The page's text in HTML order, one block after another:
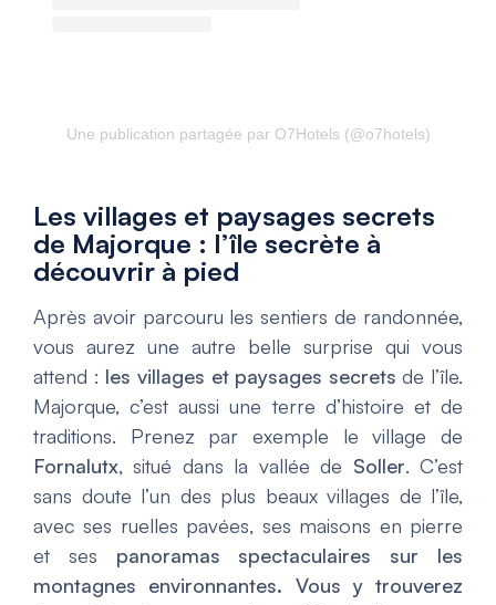
Une publication partagée par O7Hotels (@o7hotels)
Les villages et paysages secrets
de Majorque : l’île secrète à
découvrir à pied
Après avoir parcouru les sentiers de randonnée,
vous aurez une autre belle surprise qui vous
attend : les villages et paysages secrets de l’île.
Majorque, c’est aussi une terre d’histoire et de
traditions. Prenez par exemple le village de
Fornalutx, situé dans la vallée de Soller. C’est
sans doute l’un des plus beaux villages de l’île,
avec ses ruelles pavées, ses maisons en pierre
et ses panoramas spectaculaires sur les
montagnes environnantes. Vous y trouverez